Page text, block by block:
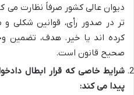
دیوان عالی کشور صرفاً نظارت می
تر در صدور رأی، قوانین شکلی
کرده اند یا خیر. هدف، تضمین
صحیح قانون است.
شرایط خاصی که قرار ابطال
پیدا می کند: